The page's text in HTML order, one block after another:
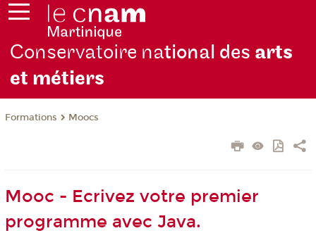
Conservatoire national des arts
et métiers
Formations Moocs
Mooc - Ecrivez votre premier
programme avec Java.